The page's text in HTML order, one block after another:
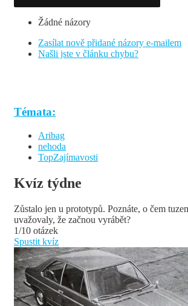
Žádné názory
Zasílat nově přidané názory e-mailem
Našli jste v článku chybu?
Témata:
Aribag
nehoda
TopZajímavosti
Kvíz týdne
Zůstalo jen u prototypů. Poznáte, o čem
uvažovaly, že začnou vyrábět?
1/10 otázek
Spustit kvíz